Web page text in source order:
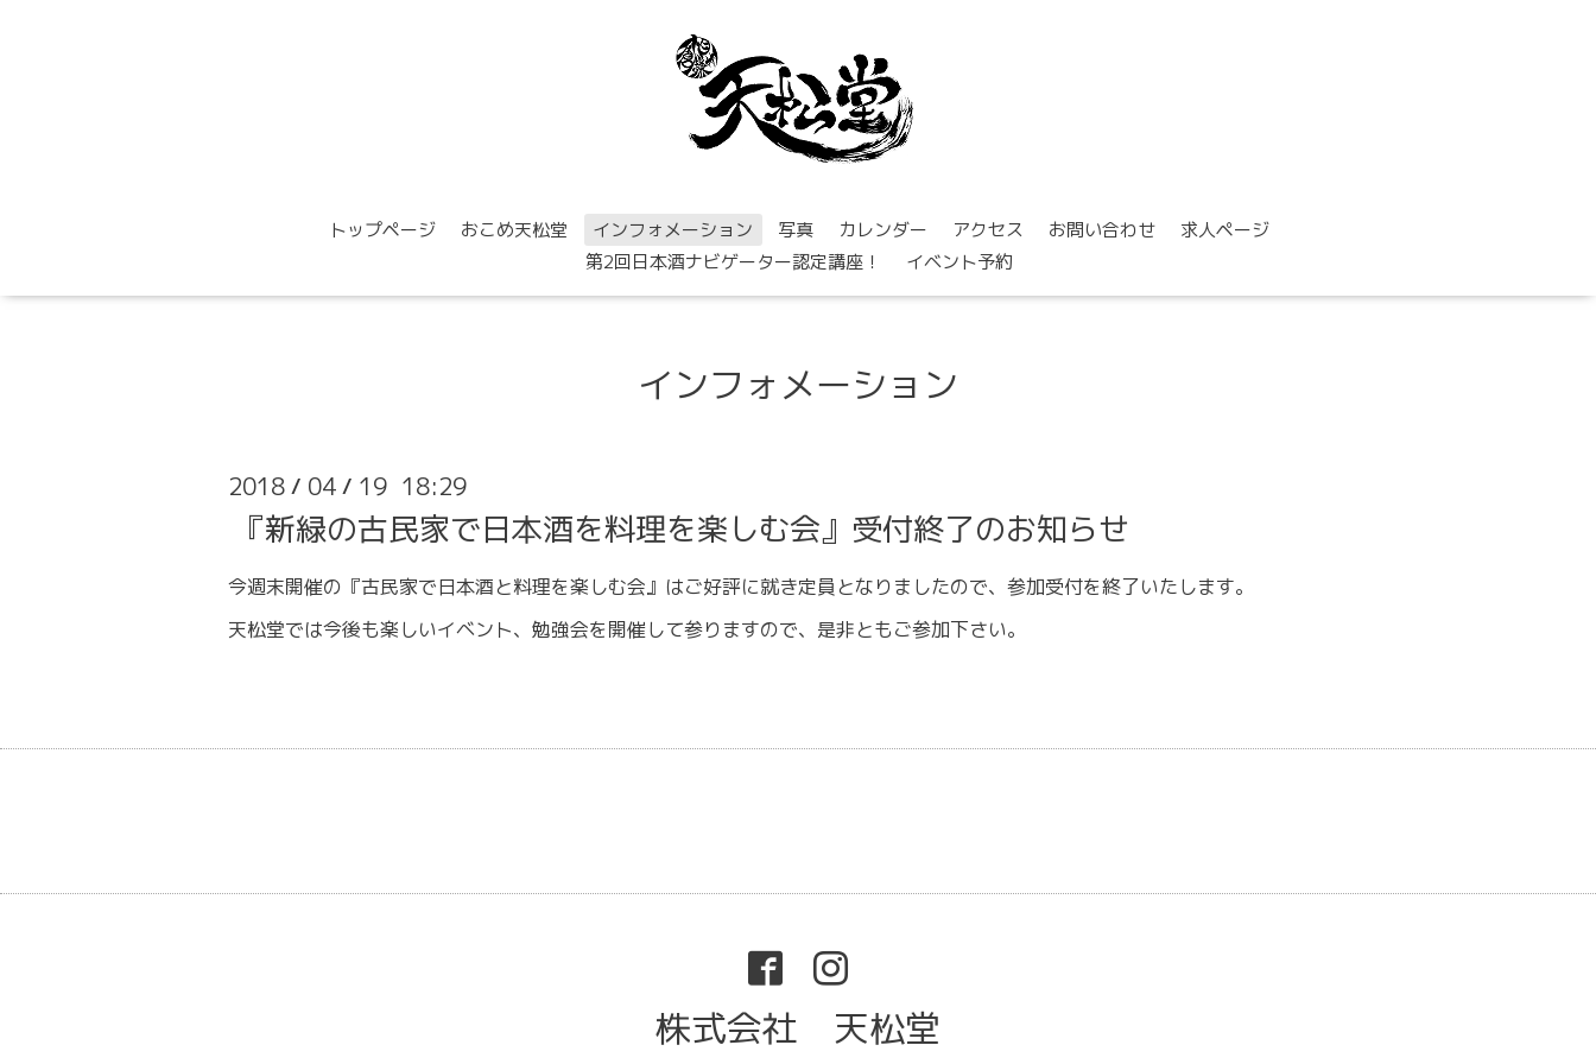
トップページ おこめ天松堂 インフォメーション 写真 カレンダー アクセス お問い合わせ
求人ページ
第2回日本酒ナビゲーター認定講座！
イベント予約
インフォメーション
2018 / 04 / 19 18:29
『新緑の古民家で日本酒を料理を楽しむ会』受付終了のお知らせ
今週末開催の『古民家で日本酒と料理を楽しむ会』はご好評に就き定員となりましたので、参加受付を終了いたします。
天松堂では今後も楽しいイベント、勉強会を開催して参りますので、是非ともご参加下さい。
株式会社 天松堂